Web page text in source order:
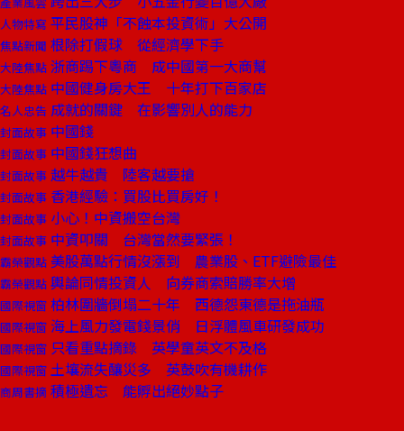
人物特寫 平民股神「不蝕本投資術」大公開
焦點新聞 根除打假球 從經濟學下手
大陸焦點 浙商踢下粵商 成中國第一大商幫
大陸焦點 中國健身房大王 十年打下百家店
名人忠告 成就的關鍵 在影響別人的能力
封面故事 中國錢
封面故事 中國錢狂想曲
封面故事 越牛越貴 陸客越要搶
封面故事 香港經驗：買股比買房好！
封面故事 小心！中資搬空台灣
封面故事 中資叩關 台灣當然要緊張！
霸榮觀點 美股萬點行情沒漲到 農業股、ETF避險最佳
霸榮觀點 輿論同情投資人 向券商索賠勝率大增
國際視窗 柏林圍牆倒塌二十年 西德怨東德是拖油瓶
國際視窗 海上風力發電錢景俏 日浮體風車研發成功
國際視窗 只看重點摘錄 英學童英文不及格
國際視窗 土壤流失釀災多 英鼓吹有機耕作
商周書摘 積極遺忘 能孵出絕妙點子